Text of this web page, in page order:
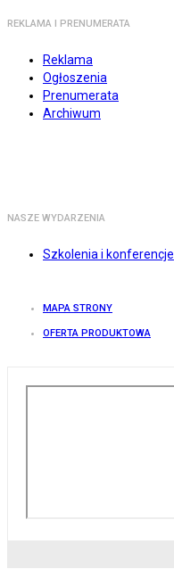
REKLAMA I PRENUMERATA
Reklama
Ogłoszenia
Prenumerata
Archiwum
NASZE WYDARZENIA
Szkolenia i konferencje
MAPA STRONY
OFERTA PRODUKTOWA